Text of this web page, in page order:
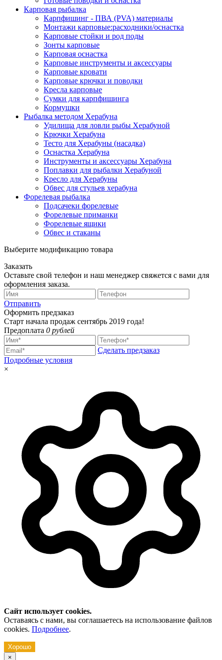
Карповая рыбалка
Карпфишинг - ПВА (PVA) материалы
Монтажи карповые:расходники/оснастка
Карповые стойки и род поды
Зонты карповые
Карповая оснастка
Карповые инструменты и аксессуары
Карповые кровати
Карповые крючки и поводки
Кресла карповые
Сумки для карпфишинга
Кормушки
Рыбалка методом Херабуна
Удилища для ловли рыбы Херабуной
Крючки Херабуна
Тесто для Херабуны (насадка)
Оснастка Херабуна
Инструменты и аксессуары Херабуна
Поплавки для рыбалки Херабуной
Кресло для Херабуны
Обвес для стульев херабуна
Форелевая рыбалка
Подсачеки форелевые
Форелевые приманки
Форелевые ящики
Обвес и стаканы
Выберите модификацию товара
Заказать
Оставьте свой телефон и наш менеджер свяжется с вами для
оформления заказа.
Отправить
Оформить предзаказ
Старт начала продаж сентябрь 2019 года!
Предоплата 0 рублей
Сделать предзаказ
Подробные условия
×
Сайт использует cookies.
Оставаясь с нами, вы соглашаетесь на использование файлов
cookies. Подробнее.
Хорошо
×